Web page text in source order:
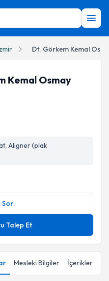
Dt. Görkem Kemal
Fotoğrafı
Kemal Osmay
Aligner (plak
Sor
Talep Et
Mesleki Bilgiler İçerikler